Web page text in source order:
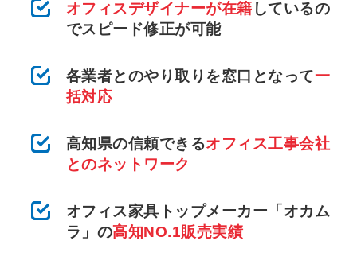
オフィスデザイナーが在籍 しているの
でスピード修正が可能
各業者とのやり取りを窓口となって一
括対応
高知県の信頼できるオフィス工事会社
とのネットワーク
オフィス家具トップメーカー「オカム
ラ」の高知NO.1販売実績